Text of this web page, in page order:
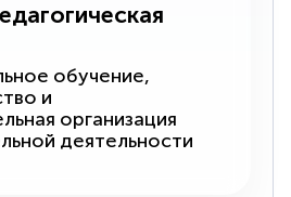
обучение,
и
организация
деятельности